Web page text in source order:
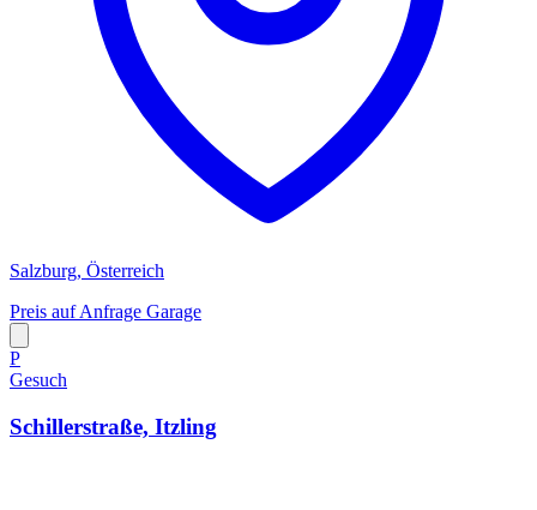
Salzburg, Österreich
Preis auf Anfrage Garage
P
Gesuch
Schillerstraße, Itzling